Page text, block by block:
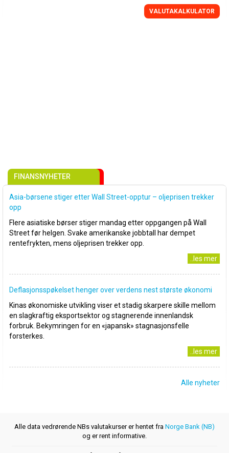
VALUTAKALKULATOR
FINANSNYHETER
Asia-børsene stiger etter Wall Street-opptur – oljeprisen trekker
opp
Flere asiatiske børser stiger mandag etter oppgangen på Wall
Street før helgen. Svake amerikanske jobbtall har dempet
rentefrykten, mens oljeprisen trekker opp.
..les mer
Deflasjonsspøkelset henger over verdens nest største økonomi
Kinas økonomiske utvikling viser et stadig skarpere skille mellom
en slagkraftig eksportsektor og stagnerende innenlandsk
forbruk. Bekymringen for en «japansk» stagnasjonsfelle
forsterkes.
..les mer
Alle nyheter
Alle data vedrørende NBs valutakurser er hentet fra Norge Bank (NB)
og er rent informative.